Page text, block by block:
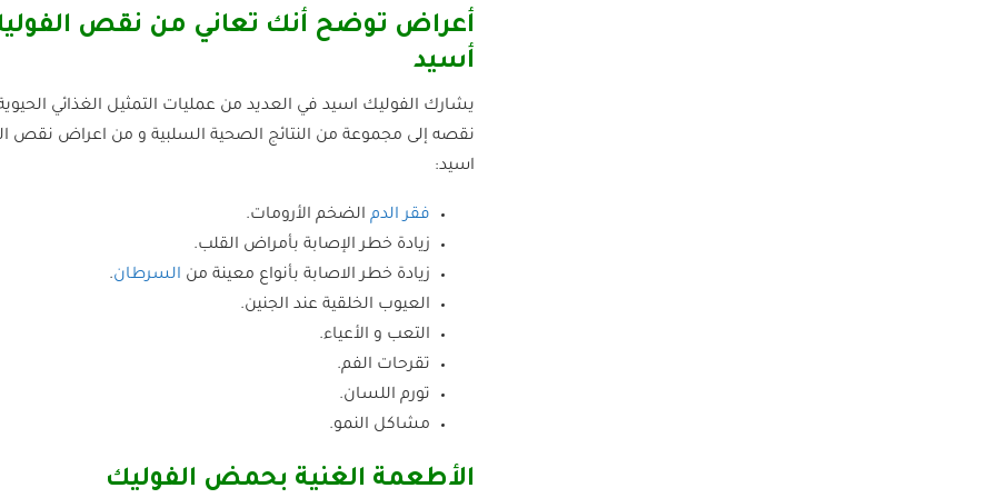
أعراض توضح أنك تعاني من نقص
أسيد
يشارك الفوليك اسيد في العديد من عمليات التمثيل الغذائي
نقصه إلى مجموعة من النتائج الصحية السلبية و من اعراض نقص
اسيد:
فقر الدم الضخم الأرومات.
زيادة خطر الإصابة بأمراض القلب.
زيادة خطر الاصابة بأنواع معينة من السرطان.
العيوب الخلقية عند الجنين.
التعب و الأعياء.
تقرحات الفم.
تورم اللسان.
مشاكل النمو.
الأطعمة الغنية بحمض الفوليك